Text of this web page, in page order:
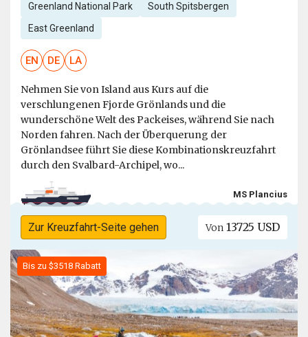
Greenland National Park South Spitsbergen
East Greenland
EN DE LA
Nehmen Sie von Island aus Kurs auf die
verschlungenen Fjorde Grönlands und die
wunderschöne Welt des Packeises, während Sie nach
Norden fahren. Nach der Überquerung der
Grönlandsee führt Sie diese Kombinationskreuzfahrt
durch den Svalbard-Archipel, wo...
MS Plancius
Zur Kreuzfahrt-Seite gehen Von 13725 USD
Bis zu $3518 Rabatt